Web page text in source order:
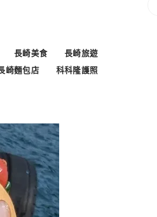
長崎美食
長崎旅遊
崎麵包店 科科隆護照